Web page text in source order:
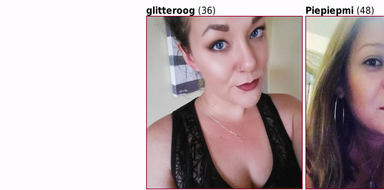
glitteroog (36) Piepiepmi (48)